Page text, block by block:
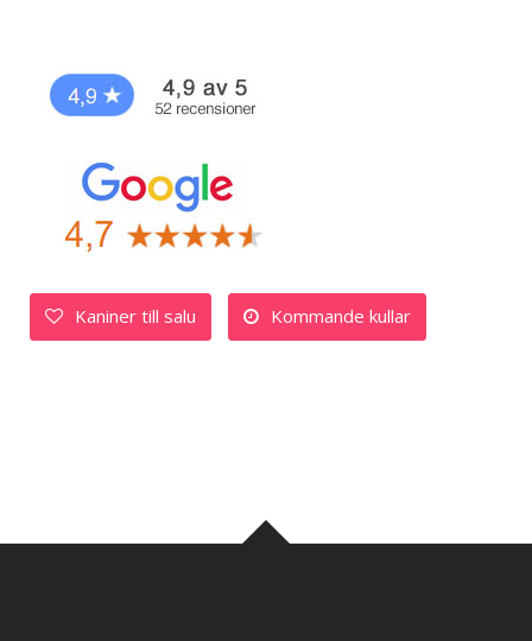
Kaniner till salu Kommande kullar